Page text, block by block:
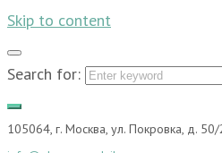
Skip to content
Search for:
105064, г. Москва, ул. Покровка, д.